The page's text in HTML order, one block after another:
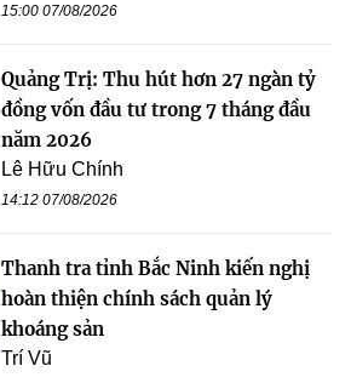
15:00 07/08/2026
Quảng Trị: Thu hút hơn 27 ngàn tỷ
đồng vốn đầu tư trong 7 tháng đầu
năm 2026
Lê Hữu Chính
14:12 07/08/2026
Thanh tra tỉnh Bắc Ninh kiến nghị
hoàn thiện chính sách quản lý
khoáng sản
Trí Vũ